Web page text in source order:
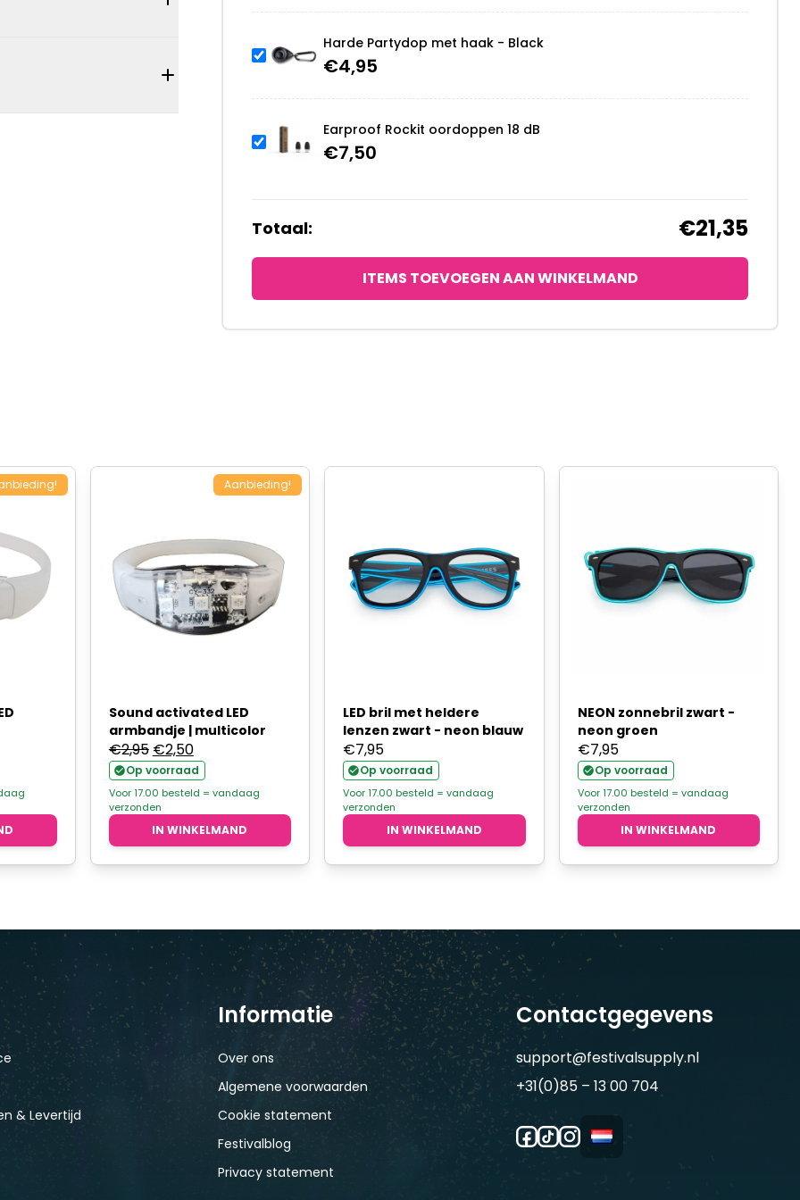
Harde Partydop met haak - Black
€4,95
Earproof Rockit oordoppen 18 dB
€7,50
Totaal: €21,35
ITEMS TOEVOEGEN AAN WINKELMAND
Aanbieding!
Sound activated LED
armbandje | multicolor
€2,95 Oorspronkelijke
prijs
was:
€2,95.
€2,50Huidige
prijs
is:
€2,50.
Op voorraad
Voor 17.00 besteld = vandaag
verzonden
IN WINKELMAND
LED bril met heldere
lenzen zwart - neon blauw
€7,95
Op voorraad
Voor 17.00 besteld = vandaag
verzonden
IN WINKELMAND
NEON zonnebril zwart -
neon groen
€7,95
Op voorraad
Voor 17.00 besteld = vandaag
verzonden
IN WINKELMAND
& Levertijd
Informatie
Over ons
Algemene voorwaarden
Cookie statement
Festivalblog
Privacy statement
Contactgegevens
support@festivalsupply.nl
+31(0)85 – 13 00 704